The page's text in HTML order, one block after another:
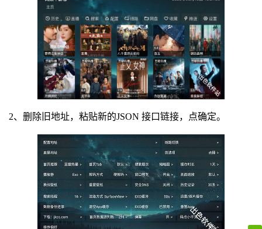
2、删除旧地址，粘贴新的JSON 接口链接，点确定。